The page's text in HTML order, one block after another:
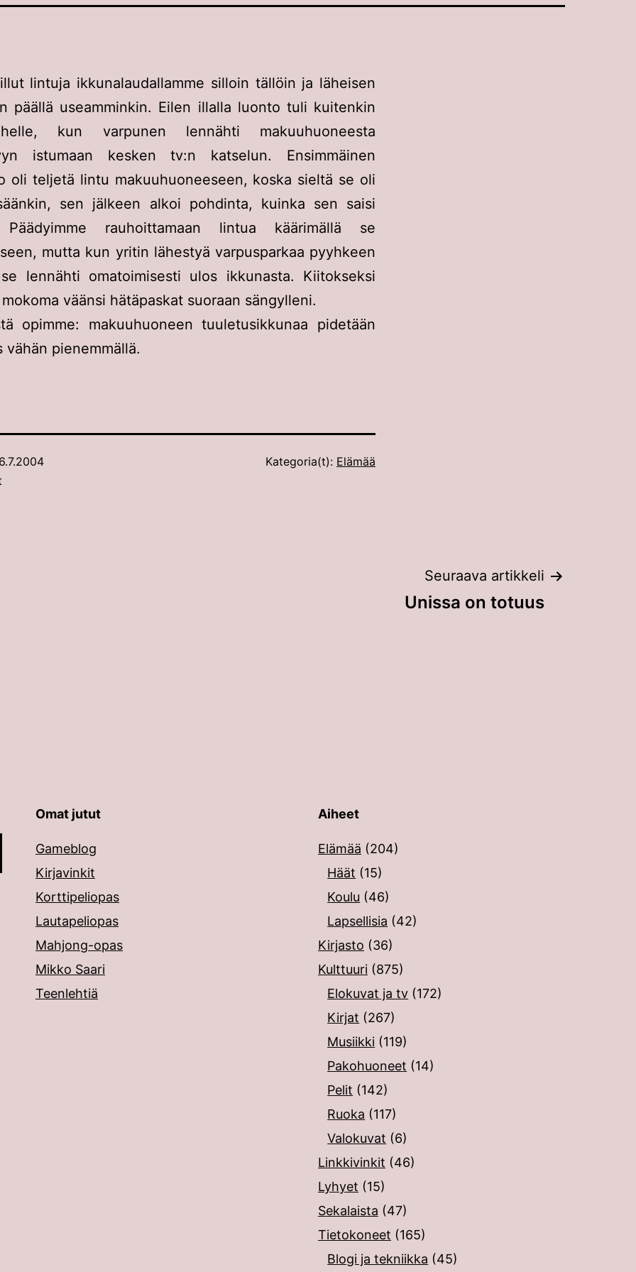
lintuja ikkunalaudallamme silloin tällöin ja läheisen
päällä useamminkin. Eilen illalla luonto tuli kuitenkin
kun varpunen lennähti makuuhuoneesta
istumaan kesken tv:n katselun. Ensimmäinen
oli teljetä lintu makuuhuoneeseen, koska sieltä se oli
sen jälkeen alkoi pohdinta, kuinka sen saisi
Päädyimme rauhoittamaan lintua käärimällä se
mutta kun yritin lähestyä varpusparkaa pyyhkeen
lennähti omatoimisesti ulos ikkunasta. Kiitokseksi
väänsi hätäpaskat suoraan sängylleni.
opimme: makuuhuoneen tuuletusikkunaa pidetään
vähän pienemmällä.
Kategoria(t): Elämää
Seuraava artikkeli
Unissa on totuus
ylös ja alas ja siirtyä halutulle sivulle enterin painalluksella. Kosketusnäytöllisten laitteiden
Omat jutut
Gameblog
Kirjavinkit
Korttipeliopas
Lautapeliopas
Mahjong-opas
Mikko Saari
Teenlehtiä
Aiheet
Elämää (204)
Häät (15)
Koulu (46)
Lapsellisia (42)
Kirjasto (36)
Kulttuuri (875)
Elokuvat ja tv (172)
Kirjat (267)
Musiikki (119)
Pakohuoneet (14)
Pelit (142)
Ruoka (117)
Valokuvat (6)
Linkkivinkit (46)
Lyhyet (15)
Sekalaista (47)
Tietokoneet (165)
Blogi ja tekniikka (45)